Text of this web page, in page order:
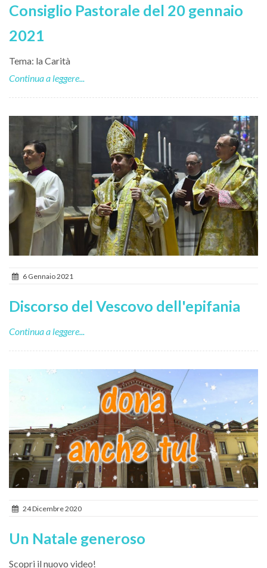
Consiglio Pastorale del 20 gennaio
2021
Tema: la Carità
Continua a leggere...
6 Gennaio 2021
Discorso del Vescovo dell'epifania
Continua a leggere...
24 Dicembre 2020
Un Natale generoso
Scopri il nuovo video!